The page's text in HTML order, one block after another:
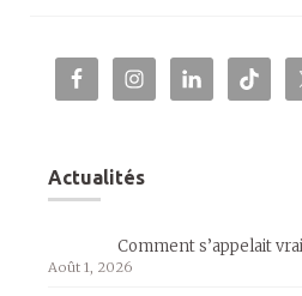
Actualités
Comment s’appelait
Août 1, 2026